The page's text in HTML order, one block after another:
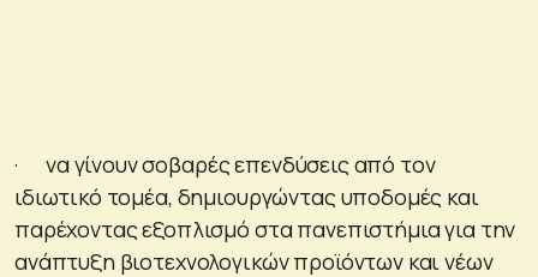
· να γίνουν σοβαρές επενδύσεις από τον
ιδιωτικό τομέα, δημιουργώντας υποδομές και
παρέχοντας εξοπλισμό στα πανεπιστήμια για την
ανάπτυξη βιοτεχνολογικών προϊόντων και νέων